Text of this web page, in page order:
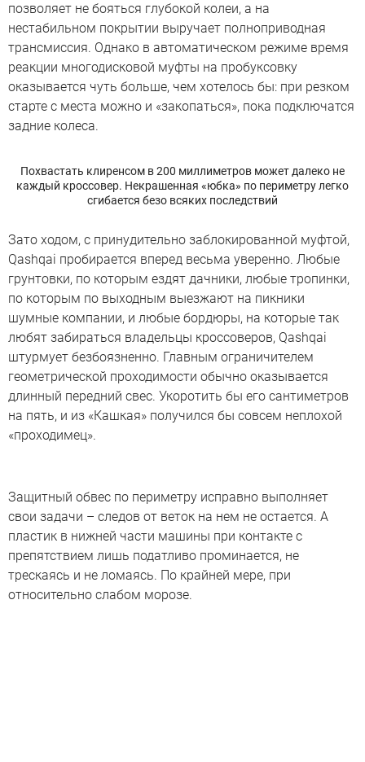
позволяет не бояться глубокой колеи, а на
нестабильном покрытии выручает полноприводная
трансмиссия. Однако в автоматическом режиме время
реакции многодисковой муфты на пробуксовку
оказывается чуть больше, чем хотелось бы: при резком
старте с места можно и «закопаться», пока подключатся
задние колеса.
Похвастать клиренсом в 200 миллиметров может далеко не
каждый кроссовер. Некрашенная «юбка» по периметру легко
сгибается безо всяких последствий
Зато ходом, с принудительно заблокированной муфтой,
Qashqai пробирается вперед весьма уверенно. Любые
грунтовки, по которым ездят дачники, любые тропинки,
по которым по выходным выезжают на пикники
шумные компании, и любые бордюры, на которые так
любят забираться владельцы кроссоверов, Qashqai
штурмует безбоязненно. Главным ограничителем
геометрической проходимости обычно оказывается
длинный передний свес. Укоротить бы его сантиметров
на пять, и из «Кашкая» получился бы совсем неплохой
«проходимец».
Защитный обвес по периметру исправно выполняет
свои задачи – следов от веток на нем не остается. А
пластик в нижней части машины при контакте с
препятствием лишь податливо проминается, не
трескаясь и не ломаясь. По крайней мере, при
относительно слабом морозе.